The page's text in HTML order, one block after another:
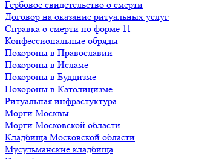
Гербовое свидетельство о смерти
Договор на оказание ритуальных услуг
Справка о смерти по форме 11
Конфессиональные обряды
Похороны в Православии
Похороны в Исламе
Похороны в Буддизме
Похороны в Католицизме
Ритуальная инфрастуктура
Морги Москвы
Морги Московской области
Кладбища Московской области
Мусульманские кладбища